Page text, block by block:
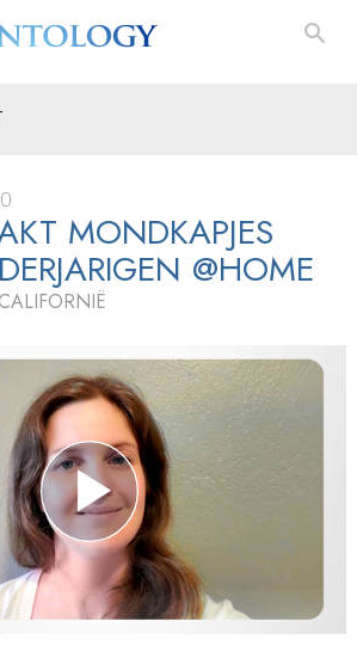
MONDKAPJES
@HOME